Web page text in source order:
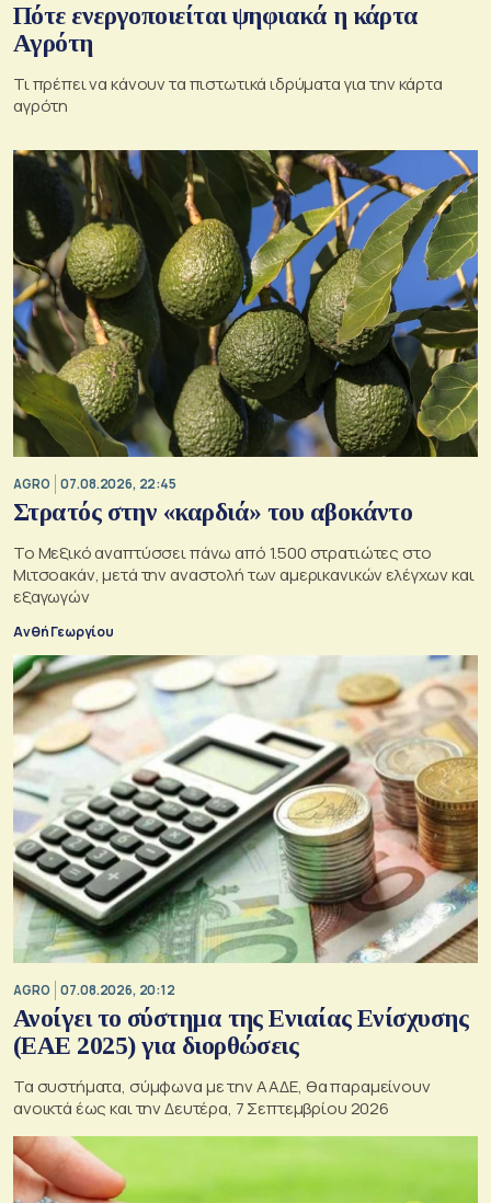
Πότε ενεργοποιείται ψηφιακά η κάρτα
Αγρότη
Τι πρέπει να κάνουν τα πιστωτικά ιδρύματα για την κάρτα
αγρότη
AGRO 07.08.2026, 22:45
Στρατός στην «καρδιά» του αβοκάντο
Το Μεξικό αναπτύσσει πάνω από 1.500 στρατιώτες στο
Μιτσοακάν, μετά την αναστολή των αμερικανικών ελέγχων και
εξαγωγών
Ανθή Γεωργίου
AGRO 07.08.2026, 20:12
Ανοίγει το σύστημα της Ενιαίας Ενίσχυσης
(ΕΑΕ 2025) για διορθώσεις
Τα συστήματα, σύμφωνα με την ΑΑΔΕ, θα παραμείνουν
ανοικτά έως και την Δευτέρα, 7 Σεπτεμβρίου 2026